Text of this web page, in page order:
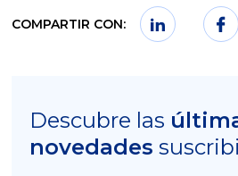
COMPARTIR CON:
Descubre las
novedades